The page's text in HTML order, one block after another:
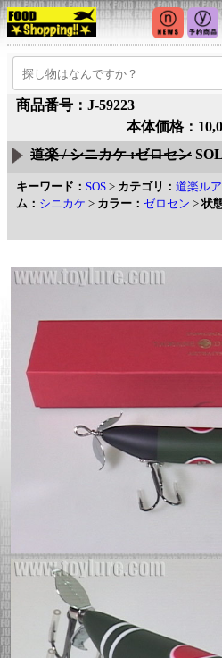
商品番号：J-59223
本体価格：
道楽 / シニカケ :ゼロセン
キーワード： SOS > カテゴリ： 道楽ル
ム： シニカケ > カラー： ゼロセン >状